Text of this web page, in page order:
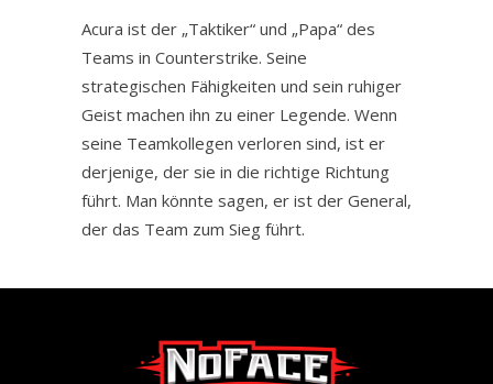
Acura ist der „Taktiker“ und „Papa“ des
Teams in Counterstrike. Seine
strategischen Fähigkeiten und sein ruhiger
Geist machen ihn zu einer Legende. Wenn
seine Teamkollegen verloren sind, ist er
derjenige, der sie in die richtige Richtung
führt. Man könnte sagen, er ist der General,
der das Team zum Sieg führt.